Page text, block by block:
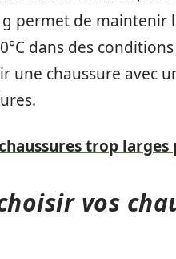
permet de maintenir
dans des conditions
une chaussure avec
trop larges
vos